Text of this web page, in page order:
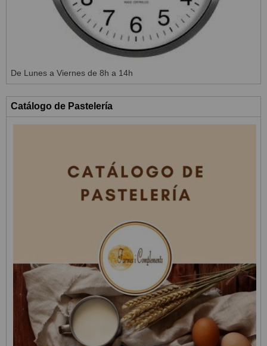
De Lunes a Viernes de 8h a 14h
Catálogo de Pastelería